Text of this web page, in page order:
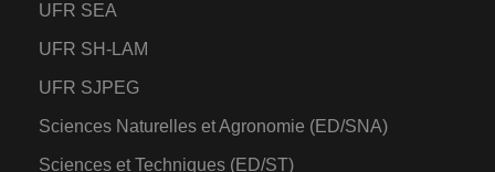
UFR SEA
UFR SH-LAM
UFR SJPEG
Sciences Naturelles et Agronomie (ED/SNA)
Sciences et Techniques (ED/ST)